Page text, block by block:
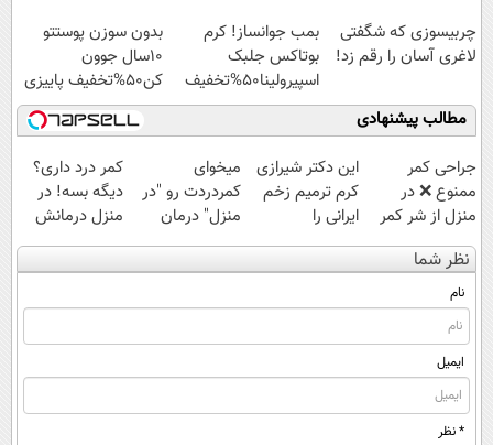
چربیسوزی که شگفتی
لاغری آسان را رقم زد!
بمب جوانساز! کرم
بوتاکس جلبک
اسپیرولینا50%تخفیف
بدون سوزن پوستتو
10سال جوون
کن50%تخفیف پاییزی
مطالب پیشنهادی
جراحی کمر
ممنوع ❌ در
منزل از شر کمر
درد خلاص
شوید◂پرسش‌نامه
این دکتر شیرازی
کرم ترمیم زخم
ایرانی را
ساخت!!!
میخوای
کمردردت رو "در
منزل" درمان
کنی؟ (◂فیلم +
کمر درد داری؟
دیگه بسه! در
منزل درمانش
کن
نظر شما
نام
ایمیل
* نظر